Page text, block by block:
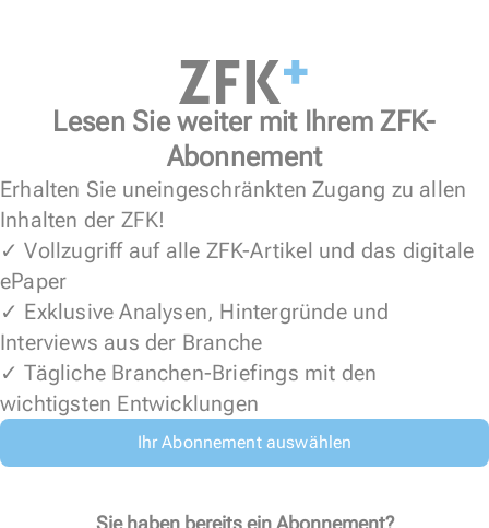
Lesen Sie weiter mit Ihrem ZFK-
Abonnement
Erhalten Sie uneingeschränkten Zugang zu allen
Inhalten der ZFK!
✓ Vollzugriff auf alle ZFK-Artikel und das digitale
ePaper
✓ Exklusive Analysen, Hintergründe und
Interviews aus der Branche
✓ Tägliche Branchen-Briefings mit den
wichtigsten Entwicklungen
Ihr Abonnement auswählen